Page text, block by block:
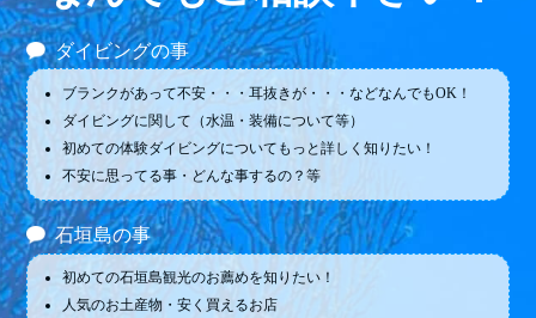
ダイビングの事
ブランクがあって不安・・・耳抜きが・・・などなんでもOK！
ダイビングに関して（水温・装備について等）
初めての体験ダイビングについてもっと詳しく知りたい！
不安に思ってる事・どんな事するの？等
石垣島の事
初めての石垣島観光のお薦めを知りたい！
人気のお土産物・安く買えるお店